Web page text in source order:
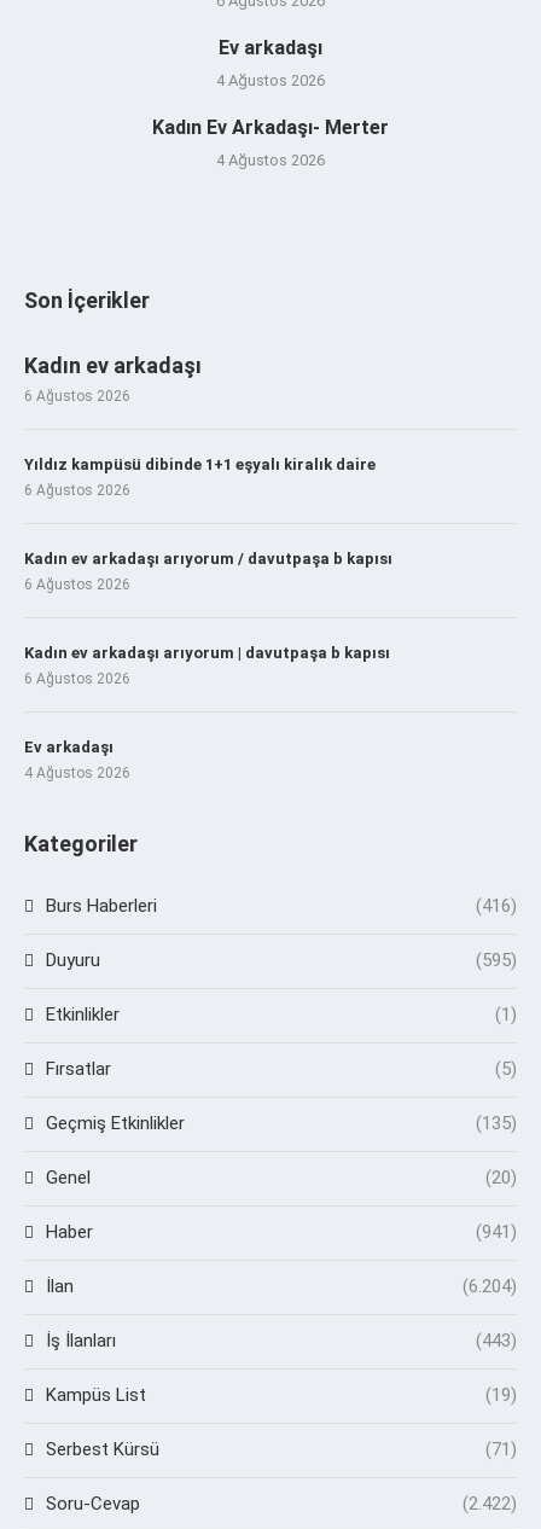
Ev arkadaşı
4 Ağustos 2026
Kadın Ev Arkadaşı- Merter
4 Ağustos 2026
Son İçerikler
Kadın ev arkadaşı
6 Ağustos 2026
Yıldız kampüsü dibinde 1+1 eşyalı kiralık daire
6 Ağustos 2026
Kadın ev arkadaşı arıyorum / davutpaşa b kapısı
6 Ağustos 2026
Kadın ev arkadaşı arıyorum | davutpaşa b kapısı
6 Ağustos 2026
Ev arkadaşı
4 Ağustos 2026
Kategoriler
Burs Haberleri (416)
Duyuru (595)
Etkinlikler (1)
Fırsatlar (5)
Geçmiş Etkinlikler (135)
Genel (20)
Haber (941)
İlan (6.204)
İş İlanları (443)
Kampüs List (19)
Serbest Kürsü (71)
Soru-Cevap (2.422)